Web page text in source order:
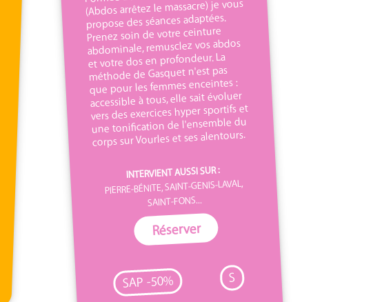
(Abdos arrêtez le massacre) je vous
propose des séances adaptées.
Prenez soin de votre ceinture
abdominale, remusclez vos abdos
et votre dos en profondeur. La
méthode de Gasquet n'est pas
que pour les femmes enceintes :
accessible à tous, elle sait évoluer
vers des exercices hyper sportifs et
une tonification de l'ensemble du
corps sur Vourles et ses alentours.
INTERVIENT AUSSI SUR :
PIERRE-BÉNITE, SAINT-GENIS-LAVAL,
SAINT-FONS...
Réserver
SAP -50% S